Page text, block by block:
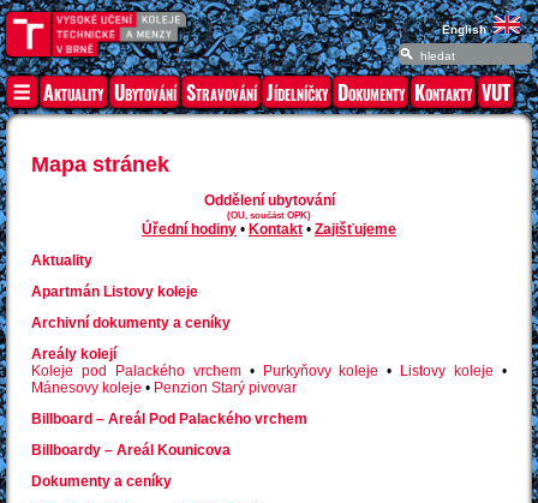
English
Aktuality Ubytování Stravování Jídelníčky Dokumenty Kontakty VUT
Mapa stránek
Oddělení ubytování
(OU, součást OPK)
Úřední hodiny • Kontakt • Zajišťujeme
Aktuality
Apartmán Listovy koleje
Archivní dokumenty a ceníky
Areály kolejí
Koleje pod Palackého vrchem• Purkyňovy koleje • Listovy koleje •
Mánesovy koleje • Penzion Starý pivovar
Billboard – Areál Pod Palackého vrchem
Billboardy – Areál Kounicova
Dokumenty a ceníky